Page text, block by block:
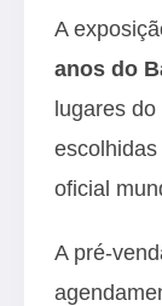
A
anos do
lugares
oficial
A pré-